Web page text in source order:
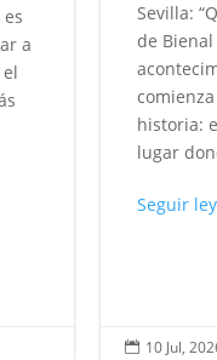
a
Sevilla:
de
historia:
lugar
Seguir
 10 Jul,